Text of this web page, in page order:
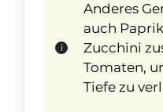
Anderes
auch
Zucchini
Tomaten,
Tiefe zu